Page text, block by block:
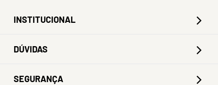
INSTITUCIONAL
DÚVIDAS
SEGURANÇA